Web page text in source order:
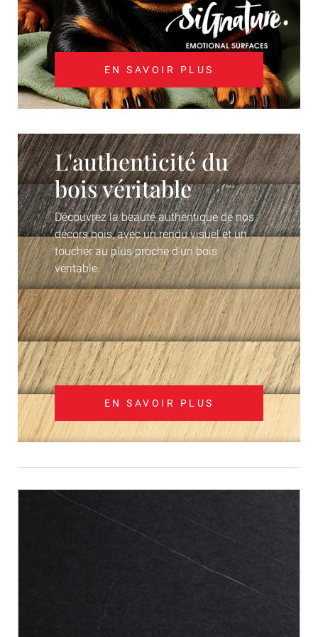
EN SAVOIR PLUS
L'authenticité du
bois véritable
Découvrez la beauté authentique de nos
décors bois, avec un rendu visuel et un
toucher au plus proche d'un bois
véritable.
EN SAVOIR PLUS